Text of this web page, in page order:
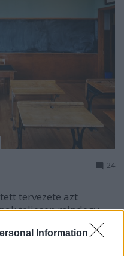
Information
24
tervezete azt
teljesen mindegy,
És ez mintha nem